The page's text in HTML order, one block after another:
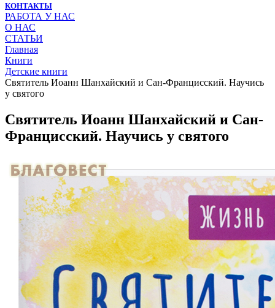
КОНТАКТЫ
РАБОТА У НАС
О НАС
СТАТЬИ
Главная
Книги
Детские книги
Святитель Иоанн Шанхайский и Сан-Францисский. Научись
у святого
Святитель Иоанн Шанхайский и Сан-
Францисский. Научись у святого